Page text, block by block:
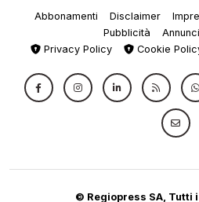
Abbonamenti Disclaimer
Pubblicità
Privacy Policy
Cookie
© Regiopress SA,